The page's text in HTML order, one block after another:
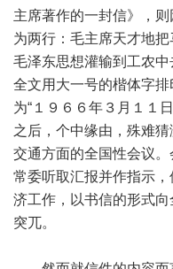
主席著作的一封信》，
为两行：毛主席天才地
毛泽东思想灌输到工农
全文用大一号的楷体字
为“１９６６年３月１１
之后，个中缘由，殊难
交通方面的全国性会议
常委听取汇报并作指示
济工作，以书信的形式
突兀。